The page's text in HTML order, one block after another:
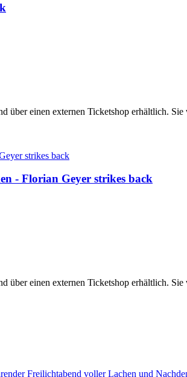
über einen externen Ticketshop erhältlich.
- Florian Geyer strikes back
über einen externen Ticketshop erhältlich.
Freilichtabend voller Lachen und